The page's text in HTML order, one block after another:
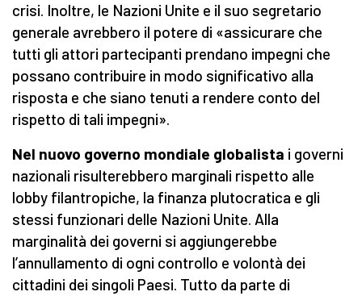
crisi. Inoltre, le Nazioni Unite e il suo segretario
generale avrebbero il potere di «assicurare che
tutti gli attori partecipanti prendano impegni che
possano contribuire in modo significativo alla
risposta e che siano tenuti a rendere conto del
rispetto di tali impegni».
Nel nuovo governo mondiale globalista i governi
nazionali risulterebbero marginali rispetto alle
lobby filantropiche, la finanza plutocratica e gli
stessi funzionari delle Nazioni Unite. Alla
marginalità dei governi si aggiungerebbe
l’annullamento di ogni controllo e volontà dei
cittadini dei singoli Paesi. Tutto da parte di